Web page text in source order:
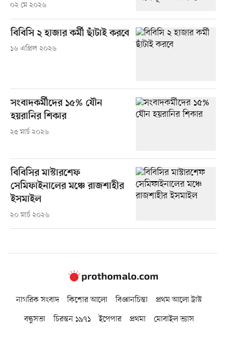
০২ মে ২০২৬
বিবিসি ২ হাজার কর্মী ছাঁটাই করবে
১৬ এপ্রিল ২০২৬
সংবাদকর্মীদের ১৫% যৌন
হয়রানির শিকার
২৫ মার্চ ২০২৬
বিবিসির মাস্টারশেফ
সেমিফাইনালের মঞ্চে রাজশাহীর
ইসমাইল
২০ মার্চ ২০২৬
নাগরিক সংবাদ কিশোর আলো বিজ্ঞানচিন্তা
প্রথম আলো ট্রাস্ট
বন্ধুসভা
চিরন্তন ১৯৭১ ইপেপার প্রথমা মোবাইল ভ্যাস